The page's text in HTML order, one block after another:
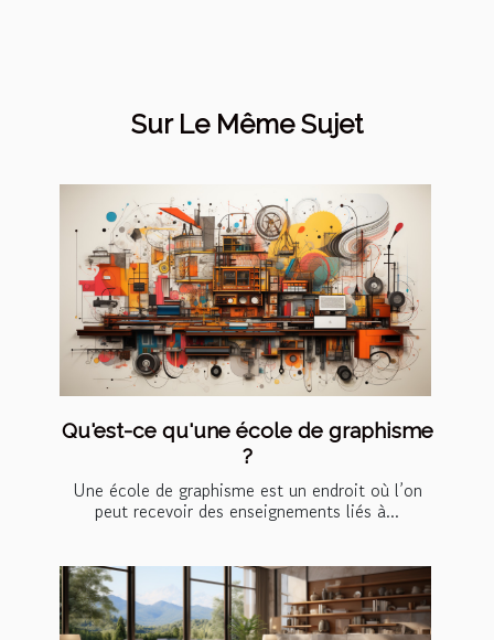
Sur Le Même Sujet
Qu'est-ce qu'une école de graphisme
?
Une école de graphisme est un endroit où l’on
peut recevoir des enseignements liés à...